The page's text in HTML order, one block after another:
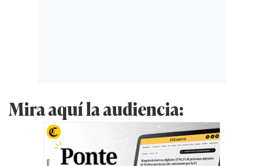
Mira aquí la audiencia: